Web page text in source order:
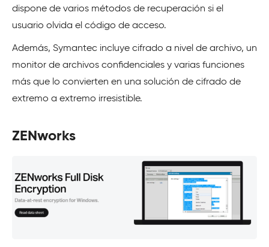
dispone de varios métodos de recuperación si el
usuario olvida el código de acceso.
Además, Symantec incluye cifrado a nivel de archivo, un
monitor de archivos confidenciales y varias funciones
más que lo convierten en una solución de cifrado de
extremo a extremo irresistible.
ZENworks